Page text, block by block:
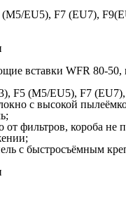
EU5), F7 (EU7),
вставки WFR 80-
F5 (M5/EU5), F7
с высокой
фильтров, короба не
с быстросъёмным